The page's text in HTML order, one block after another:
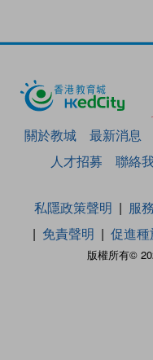
關於教城 最新消息
人才招募
聯絡
版權所有©
私隱政策聲明 服
免責聲明
促進